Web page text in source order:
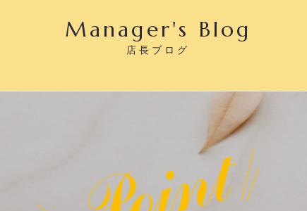
Manager's Blog
店長ブログ